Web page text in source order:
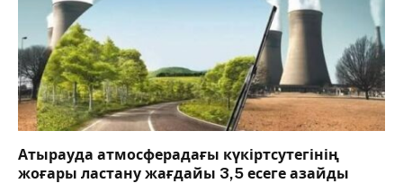
Атырауда атмосферадағы күкіртсутегінің
жоғары ластану жағдайы 3,5 есеге азайды